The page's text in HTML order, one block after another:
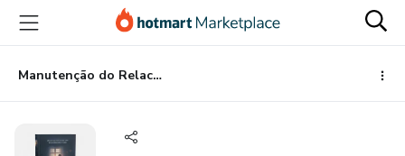
para
conteúdo
principal
para
pagamento
para
rodapé
Manutenção do Relacionamento